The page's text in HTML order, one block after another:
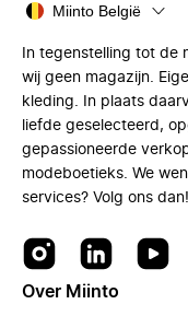
Miinto België
In tegenstelling tot de
wij geen magazijn.
kleding. In plaats
liefde geselecteerd,
gepassioneerde
modeboetieks. We
services? Volg ons dan!
Over Miinto